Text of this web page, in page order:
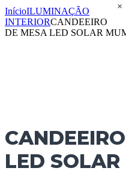
×
InícioILUMINAÇÃO
INTERIORCANDEEIRO
DE MESA LED SOLAR
LED